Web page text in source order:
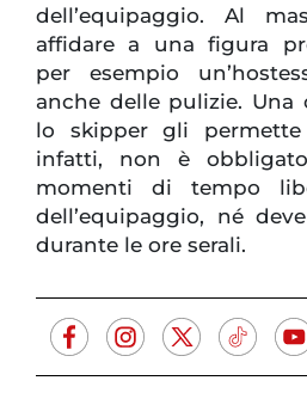
dell’equipaggio. Al
affidare a una figura
per esempio
anche delle pulizie. Una
lo skipper gli
infatti, non è
momenti di tempo
dell’equipaggio, né
durante le ore serali.